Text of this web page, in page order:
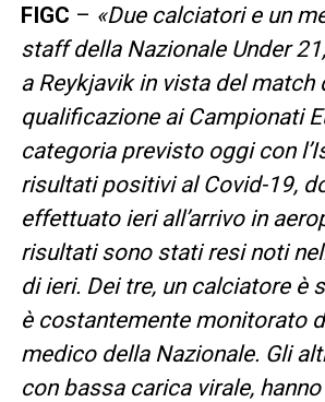
FIGC – «Due calciatori e un
staff della Nazionale Under
a Reykjavik in vista del match
qualificazione ai Campionati
categoria previsto oggi con
risultati positivi al Covid-19,
effettuato ieri all’arrivo in
risultati sono stati resi noti
di ieri. Dei tre, un calciatore è
è costantemente monitorato
medico della Nazionale. Gli
con bassa carica virale,